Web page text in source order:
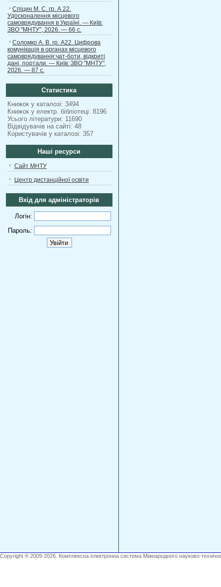
Спіцин М. С. гр. А 22.
Удосконалення місцевого
самоврядування в Україні. — Київ:
ЗВО "МНТУ", 2026. — 66 с.
Соломко А. В. гр. А22. Цифрова
комунікація в органах місцевого
самоврядування:чат-боти, відкриті
дані, портали. — Київ: ЗВО "МНТУ",
2026. — 87 с.
Статистика
Книжок у каталозі: 3494
Книжок у електр. бібліотеці: 8196
Усього літератури: 11690
Відвідувачів на сайті: 48
Користувачів у каталозі: 357
Наші ресурси
Сайт МНТУ
Центр дистанційної освіти
Вхід для адміністраторів
Логін:
Пароль:
Copyright ® 2009-2026. Комплексна електронна система Міжнародного науково-